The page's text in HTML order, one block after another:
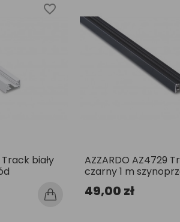
favorite_border
biały
AZZARDO AZ4729
czarny 1 m
49,00 zł